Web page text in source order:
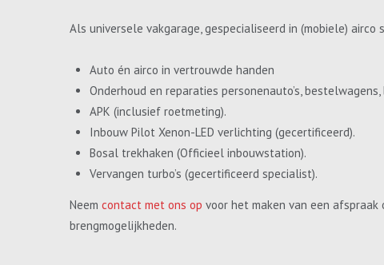
Als universele vakgarage, gespecialiseerd in (mobiele)
Auto én airco in vertrouwde handen
Onderhoud en reparaties personenauto’s,
APK (inclusief roetmeting).
Inbouw Pilot Xenon-LED verlichting (gecertificeerd).
Bosal trekhaken (Officieel inbouwstation).
Vervangen turbo’s (gecertificeerd specialist).
Neem contact met ons op voor het maken van een
brengmogelijkheden.